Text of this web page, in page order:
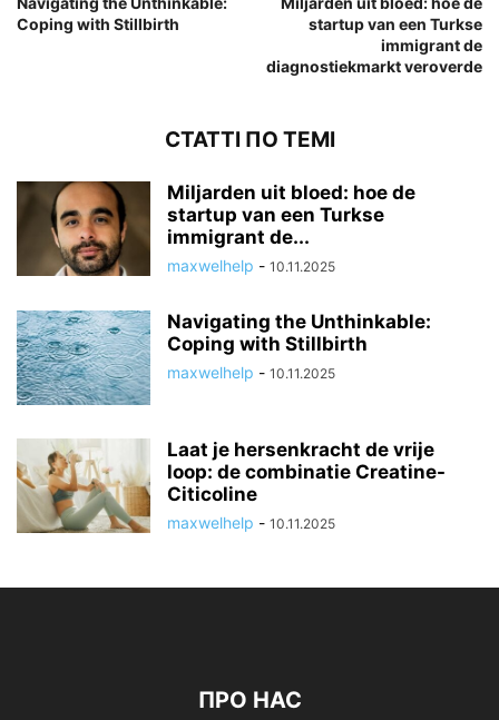
Coping with Stillbirth
startup van een Turkse
immigrant de
diagnostiekmarkt veroverde
СТАТТІ ПО ТЕМІ
Miljarden uit bloed: hoe de
startup van een Turkse
immigrant de...
maxwelhelp - 10.11.2025
Navigating the Unthinkable:
Coping with Stillbirth
maxwelhelp - 10.11.2025
Laat je hersenkracht de vrije
loop: de combinatie Creatine-
Citicoline
maxwelhelp - 10.11.2025
ПРО НАС